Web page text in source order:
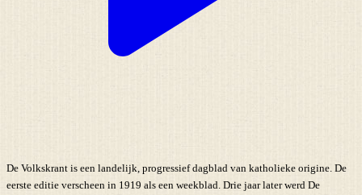
De Volkskrant is een landelijk, progressief dagblad van katholieke origine. De
eerste editie verscheen in 1919 als een weekblad. Drie jaar later werd De